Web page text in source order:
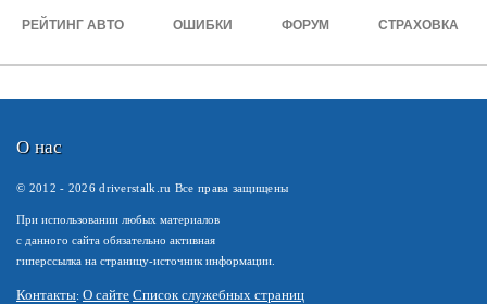
РЕЙТИНГ АВТО ОШИБКИ ФОРУМ СТРАХОВКА
О нас
© 2012 - 2026driverstalk.ru Все права защищены
При использовании любых материалов
с данного сайта обязательно активная
гиперссылка на страницу-источник информации.
Контакты О сайте Список служебных страниц